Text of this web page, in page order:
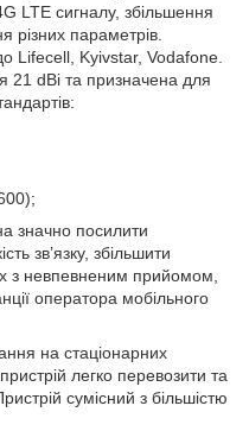
LTE сигналу, збільшення
різних параметрів.
Lifecell, Kyivstar, Vodafone.
21 dBi та призначена для
значно посилити
зв’язку, збільшити
з невпевненим прийомом,
оператора мобільного
на стаціонарних
легко перевозити та
сумісний з більшістю